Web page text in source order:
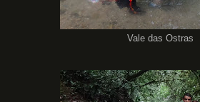
Vale das Ostras